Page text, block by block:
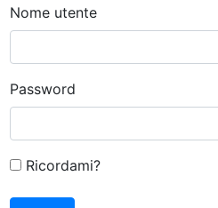
Nome utente
Password
Ricordami?